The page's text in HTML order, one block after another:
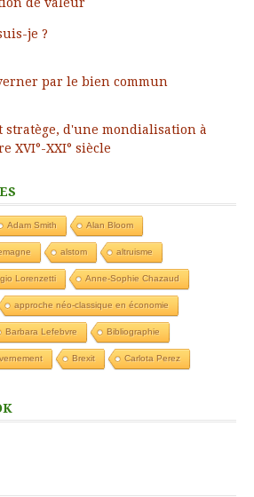
de valeur
je ?
par le bien commun
stratège, d'une mondialisation à
XVI°-XXI° siècle
Adam Smith Alan Bloom
alstom altruisme
Lorenzetti Anne-Sophie Chazaud
approche néo-classique en économie
Barbara Lefebvre Bibliographie
Brexit Carlota Perez